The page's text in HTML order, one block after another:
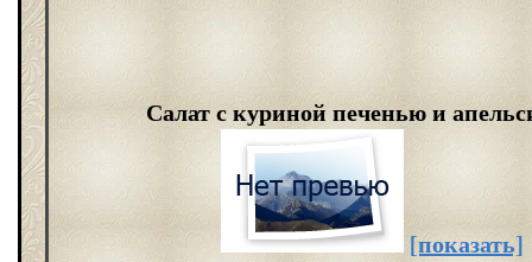
Салат с куриной печенью и
[показать]